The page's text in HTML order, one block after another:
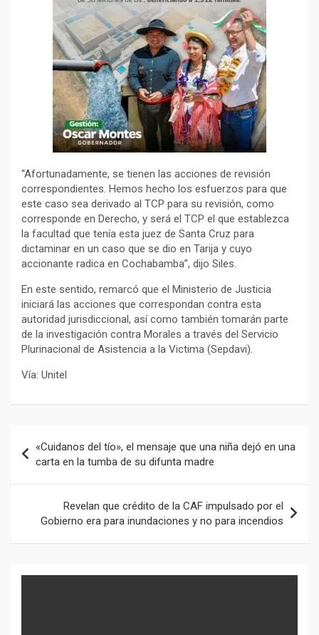
“Afortunadamente, se tienen las acciones de revisión
correspondientes. Hemos hecho los esfuerzos para que
este caso sea derivado al TCP para su revisión, como
corresponde en Derecho, y será el TCP el que establezca
la facultad que tenía esta juez de Santa Cruz para
dictaminar en un caso que se dio en Tarija y cuyo
accionante radica en Cochabamba”, dijo Siles.
En este sentido, remarcó que el Ministerio de Justicia
iniciará las acciones que correspondan contra esta
autoridad jurisdiccional, así como también tomarán parte
de la investigación contra Morales a través del Servicio
Plurinacional de Asistencia a la Victima (Sepdavi).
Vía: Unitel
de
entradas
«Cuidanos del tío», el mensaje que una niña dejó en una
carta en la tumba de su difunta madre
Revelan que crédito de la CAF impulsado por el
Gobierno era para inundaciones y no para incendios